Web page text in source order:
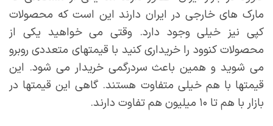
مارک های خارجی در ایران دارند این است که محصولات
کپی نیز خیلی وجود دارد. وقتی می خواهید یکی از
محصولات کنوود را خریداری کنید با قیمتهای متعددی روبرو
می شوید و همین باعث سردرگمی خریدار می شود. این
قیمتها با هم خیلی متفاوت هستند. گاهی این قیمتها در
بازار با هم تا ۱۰ میلیون هم تفاوت دارند.